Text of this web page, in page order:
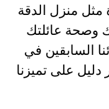
مثل منزل الدقة
وصحة عائلتك
السابقين في
دليل على تميزنا